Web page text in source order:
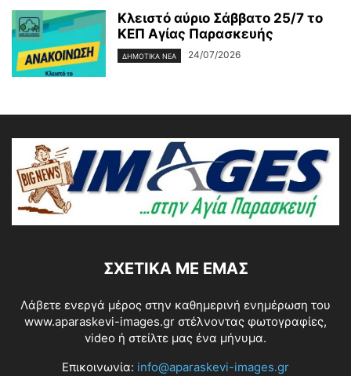
Κλειστό αύριο Σάββατο 25/7 το
ΚΕΠ Αγίας Παρασκευής
ΔΗΜΟΤΙΚΑ ΝΕΑ 24/07/2026
ΣΧΕΤΙΚΆ ΜΕ ΕΜΆΣ
Λάβετε ενεργά μέρος στην καθημερινή ενημέρωση του
www.aparaskevi-images.gr στέλνοντας φωτογραφίες,
video ή στείλτε μας ένα μήνυμα.
Επικοινωνία: info@aparaskevi-images.gr